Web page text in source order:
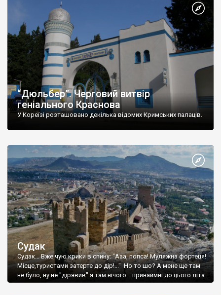
“Дюльбер”. Черговий витвір
геніального Краснова
У Кореїзі розташовано декілька відомих Кримських палаців.
Судак
Судак... Вже чую крики в спину: "Ааа, попса! Муляжна фортеця!
Місце,туристами затерте до дір!..." Но то шо? А мене ще там
не було, ну не "дірявив" я там нічого... принаймні до цього літа.